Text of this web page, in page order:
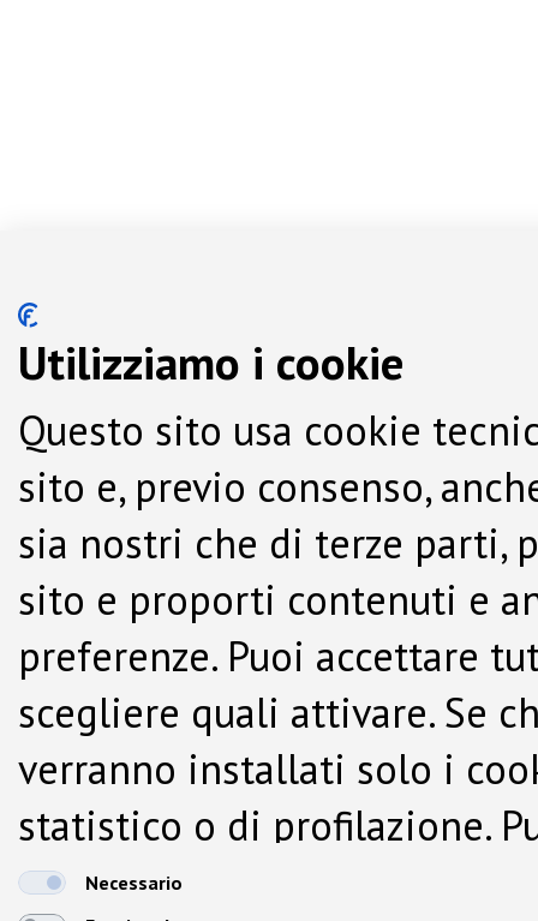
Utilizziamo i cookie
Questo sito usa cookie
sito e, previo consenso,
sia nostri che di terze parti,
sito e proporti contenuti e
preferenze. Puoi accettare
scegliere quali attivare. Se
verranno installati solo i
statistico o di profilazione.
dalla Cookie Policy.
Necessario